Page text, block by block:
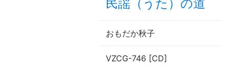
民謡（うた）の道
おもだか秋子
VZCG-746 [CD]